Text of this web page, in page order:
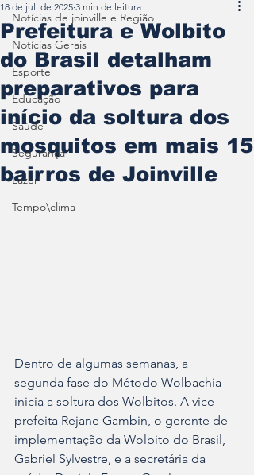
Notícias de joinville e Região
Notícias Gerais
Esporte
Educação
Saúde
Segurança
Lazer
Tempo\clima
Prefeitura e Wolbito
do Brasil detalham
preparativos para
início da soltura dos
mosquitos em mais 15
bairros de Joinville
18 de jul. de 2025 3 min de leitura
Dentro de algumas semanas, a
segunda fase do Método Wolbachia
inicia a soltura dos Wolbitos. A vice-
prefeita Rejane Gambin, o gerente de
implementação da Wolbito do Brasil,
Gabriel Sylvestre, e a secretária da